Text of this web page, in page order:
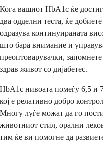
Кога вашиот HbA1c ќе
два одделни теста, ќе добиете
одразува континуираната
што бара внимание и
преоптоварувачки,
здрав живот со дијабетес.
HbA1c нивоата помеѓу 6,5 и
кој е релативно добро
Многу луѓе можат да го
животниот стил, орални
тим ќе ви помогне да